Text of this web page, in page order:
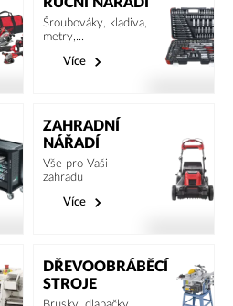
RUČNÍ NÁŘADÍ
Šroubováky, kladiva,
metry,...
Více
ZAHRADNÍ
NÁŘADÍ
Vše pro Vaši
zahradu
Více
DŘEVOOBRÁBĚCÍ
STROJE